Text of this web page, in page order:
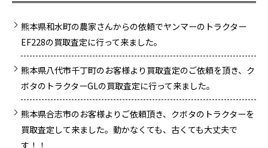
熊本県和水町の農家さんからの依頼でヤンマーのトラクター
EF228の買取査定に行って来ました。
熊本県八代市千丁町のお客様より買取査定のご依頼を頂き、ク
ボタのトラクターGLの買取査定に行って来ました。
熊本県合志市のお客様よりご依頼頂き、クボタのトラクターを
買取査定して来ました。動かなくても、古くても大丈夫で
す！！